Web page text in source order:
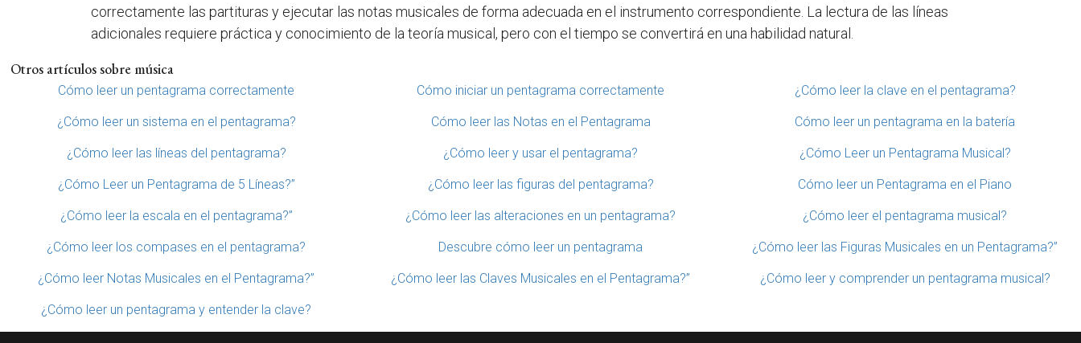
correctamente las partituras y ejecutar las notas musicales de forma adecuada en el instrumento correspondiente. La lectura de las líneas
adicionales requiere práctica y conocimiento de la teoría musical, pero con el tiempo se convertirá en una habilidad natural.
Otros artículos sobre música
Cómo leer un pentagrama correctamente Cómo iniciar un pentagrama correctamente ¿Cómo leer la clave en el pentagrama?
¿Cómo leer un sistema en el pentagrama? Cómo leer las Notas en el Pentagrama Cómo leer un pentagrama en la batería
¿Cómo leer las líneas del pentagrama? ¿Cómo leer y usar el pentagrama? ¿Cómo Leer un Pentagrama Musical?
¿Cómo Leer un Pentagrama de 5 Líneas?” ¿Cómo leer las figuras del pentagrama? Cómo leer un Pentagrama en el Piano
¿Cómo leer la escala en el pentagrama?” ¿Cómo leer las alteraciones en un pentagrama? ¿Cómo leer el pentagrama musical?
¿Cómo leer los compases en el pentagrama? Descubre cómo leer un pentagrama ¿Cómo leer las Figuras Musicales en un Pentagrama?”
¿Cómo leer Notas Musicales en el Pentagrama?” ¿Cómo leer las Claves Musicales en el Pentagrama?” ¿Cómo leer y comprender un pentagrama musical?
¿Cómo leer un pentagrama y entender la clave?